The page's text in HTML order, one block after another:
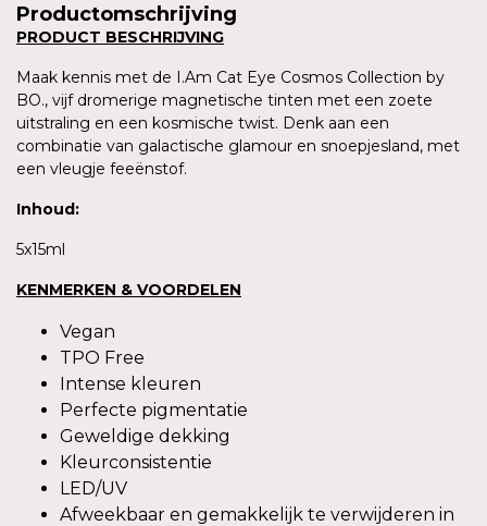
Productomschrijving
PRODUCT BESCHRIJVING
Maak kennis met de I.Am Cat Eye Cosmos Collection by
BO., vijf dromerige magnetische tinten met een zoete
uitstraling en een kosmische twist. Denk aan een
combinatie van galactische glamour en snoepjesland, met
een vleugje feeënstof.
Inhoud:
5x15ml
KENMERKEN & VOORDELEN
Vegan
TPO Free
Intense kleuren
Perfecte pigmentatie
Geweldige dekking
Kleurconsistentie
LED/UV
Afweekbaar en gemakkelijk te verwijderen in